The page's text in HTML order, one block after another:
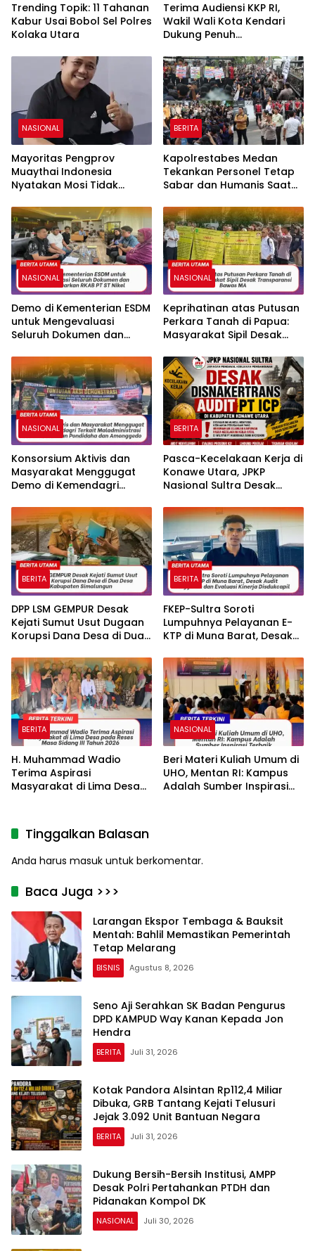
Trending Topik: 11 Tahanan
Kabur Usai Bobol Sel Polres
Kolaka Utara
Terima Audiensi KKP RI,
Wakil Wali Kota Kendari
Dukung Penuh
Pesisir di Tiga Kelurahan
NASIONAL
Mayoritas Pengprov
Muaythai Indonesia
Nyatakan Mosi Tidak
Mattalitti
BERITA
Kapolrestabes Medan
Tekankan Personel Tetap
Sabar dan Humanis Saat
NASIONAL
Demo di Kementerian ESDM
untuk Mengevaluasi
Seluruh Dokumen dan
ST Nikel
NASIONAL
Keprihatinan atas Putusan
Perkara Tanah di Papua:
Masyarakat Sipil Desak
NASIONAL
Konsorsium Aktivis dan
Masyarakat Menggugat
Demo di Kemendagri
Batas Kecamatan
Pondidaha dan
Amonggedo
BERITA
Pasca-Kecelakaan Kerja di
Konawe Utara, JPKP
Nasional Sultra Desak
BERITA
DPP LSM GEMPUR Desak
Kejati Sumut Usut Dugaan
Korupsi Dana Desa di Dua
Simalungun
BERITA
FKEP-Sultra Soroti
Lumpuhnya Pelayanan E-
KTP di Muna Barat, Desak
Evaluasi Kinerja Disdukcapil
BERITA
H. Muhammad Wadio
Terima Aspirasi
Masyarakat di Lima Desa
NASIONAL
Beri Materi Kuliah Umum di
UHO, Mentan RI: Kampus
Adalah Sumber Inspirasi
Tinggalkan Balasan
Anda harus masuk untuk berkomentar.
Baca Juga >>>
Larangan Ekspor Tembaga & Bauksit
Mentah: Bahlil Memastikan Pemerintah
Tetap Melarang
BISNIS Agustus 8, 2026
Seno Aji Serahkan SK Badan Pengurus
DPD KAMPUD Way Kanan Kepada Jon
Hendra
BERITA Juli 31, 2026
Kotak Pandora Alsintan Rp112,4 Miliar
Dibuka, GRB Tantang Kejati Telusuri
Jejak 3.092 Unit Bantuan Negara
BERITA Juli 31, 2026
Dukung Bersih-Bersih Institusi, AMPP
Desak Polri Pertahankan PTDH dan
Pidanakan Kompol DK
NASIONAL Juli 30, 2026